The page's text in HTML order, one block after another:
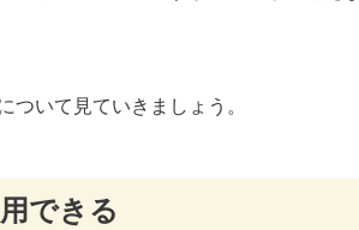
ついて見ていきましょう。
できる